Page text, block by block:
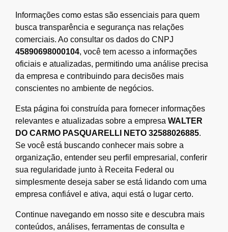
Informações como estas são essenciais para quem
busca transparência e segurança nas relações
comerciais. Ao consultar os dados do CNPJ
45890698000104, você tem acesso a informações
oficiais e atualizadas, permitindo uma análise precisa
da empresa e contribuindo para decisões mais
conscientes no ambiente de negócios.
Esta página foi construída para fornecer informações
relevantes e atualizadas sobre a empresa WALTER
DO CARMO PASQUARELLI NETO 32588026885.
Se você está buscando conhecer mais sobre a
organização, entender seu perfil empresarial, conferir
sua regularidade junto à Receita Federal ou
simplesmente deseja saber se está lidando com uma
empresa confiável e ativa, aqui está o lugar certo.
Continue navegando em nosso site e descubra mais
conteúdos, análises, ferramentas de consulta e